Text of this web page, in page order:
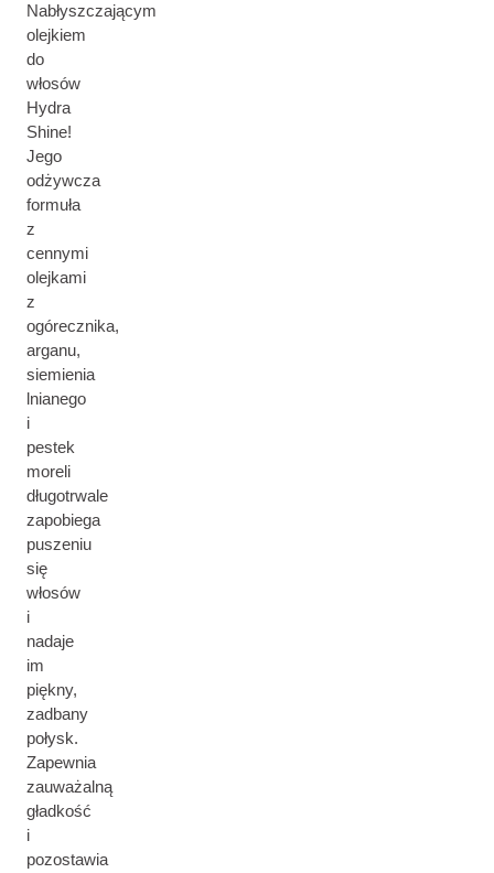
Nabłyszczającym
olejkiem
do
włosów
Hydra
Shine!
Jego
odżywcza
formuła
z
cennymi
olejkami
z
ogórecznika,
arganu,
siemienia
lnianego
i
pestek
moreli
długotrwale
zapobiega
puszeniu
się
włosów
i
nadaje
im
piękny,
zadbany
połysk.
Zapewnia
zauważalną
gładkość
i
pozostawia